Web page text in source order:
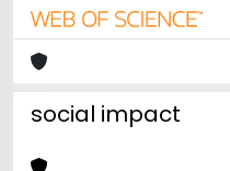
social impact